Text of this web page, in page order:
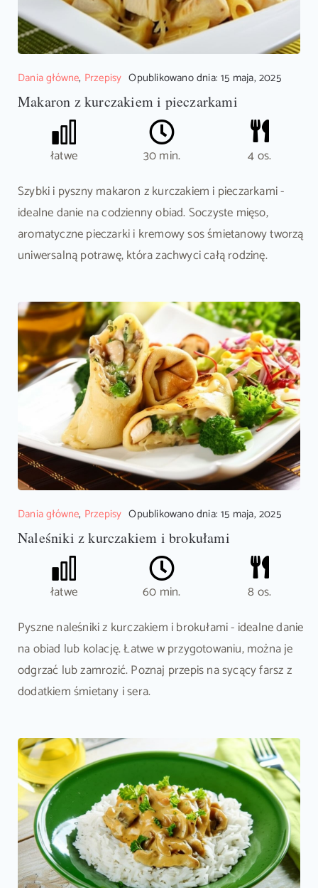
Dania główne, Przepisy Opublikowano dnia: 15 maja, 2025
Makaron z kurczakiem i pieczarkami
łatwe 30 min.
4 os.
Szybki i pyszny makaron z kurczakiem i pieczarkami -
idealne danie na codzienny obiad. Soczyste mięso,
aromatyczne pieczarki i kremowy sos śmietanowy tworzą
uniwersalną potrawę, która zachwyci całą rodzinę.
Dania główne, Przepisy Opublikowano dnia: 15 maja, 2025
Naleśniki z kurczakiem i brokułami
łatwe 60 min.
8 os.
Pyszne naleśniki z kurczakiem i brokułami - idealne danie
na obiad lub kolację. Łatwe w przygotowaniu, można je
odgrzać lub zamrozić. Poznaj przepis na sycący farsz z
dodatkiem śmietany i sera.